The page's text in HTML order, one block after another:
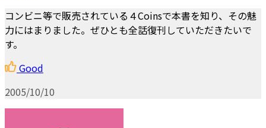
コンビニ等で販売されている４Coinsで本書を知り、その魅
力にはまりました。ぜひとも全話復刊していただきたいで
す。
Good
2005/10/10